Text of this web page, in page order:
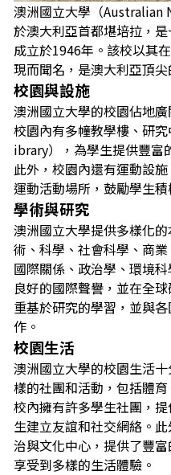
澳洲國立大學（
於澳大利亞首都堪培拉，
成立於1946年。該校以其
現而聞名，是澳大利亞頂尖
校園與設施
澳洲國立大學的校園佔地
校園內有多幢教學樓、研
ibrary），為學生提供豐富
此外，校園內還有運動設
運動活動場所，鼓勵學生積
學術與研究
澳洲國立大學提供多樣化
術、科學、社會科學、商
國際關係、政治學、環境
良好的國際聲譽，並在全
重基於研究的學習，並與
作。
校園生活
澳洲國立大學的校園生活
樣的社團和活動，包括體
校內擁有許多學生社團，
生建立友誼和社交網絡。
治與文化中心，提供了豐
享受到多樣的生活體驗。